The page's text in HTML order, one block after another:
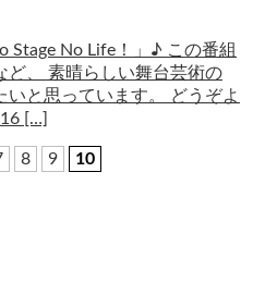
Stage No Life！」♪ この番組
ど、 素晴らしい舞台芸術の
と思っています。 どうぞよ
[…]
8 9 10